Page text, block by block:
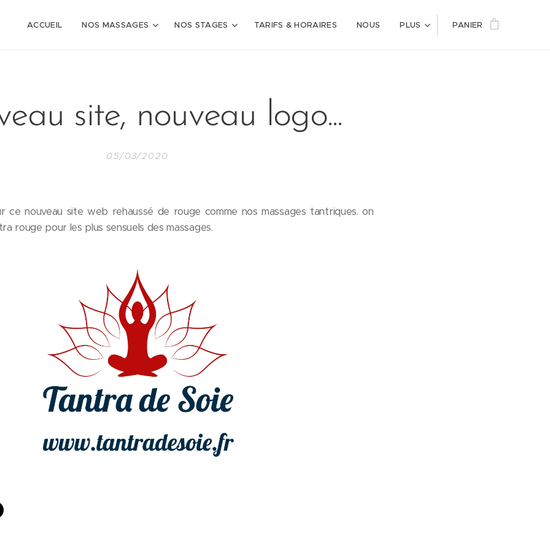
ACCUEIL NOS MASSAGES NOS STAGES TARIFS & HORAIRES NOUS PLUS PANIER
site, nouveau logo...
05/03/2020
ce nouveau site web rehaussé de rouge comme nos massages tantriques. on
rouge pour les plus sensuels des massages.